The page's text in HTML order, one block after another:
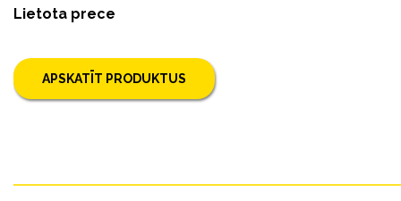
Lietota prece
APSKATĪT PRODUKTUS